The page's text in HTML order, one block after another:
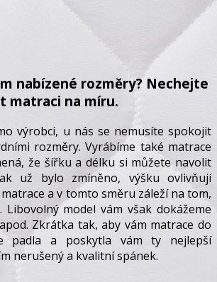
nabízené rozměry? Nechejte
matraci na míru.
výrobci, u nás se nemusíte spokojit
rozměry. Vyrábíme také matrace
že šířku a délku si můžete navolit
už bylo zmíněno, výšku ovlivňují
a v tomto směru záleží na tom,
Libovolný model vám však dokážeme
Zkrátka tak, aby vám matrace do
padla a poskytla vám ty nejlepší
nerušený a kvalitní spánek.